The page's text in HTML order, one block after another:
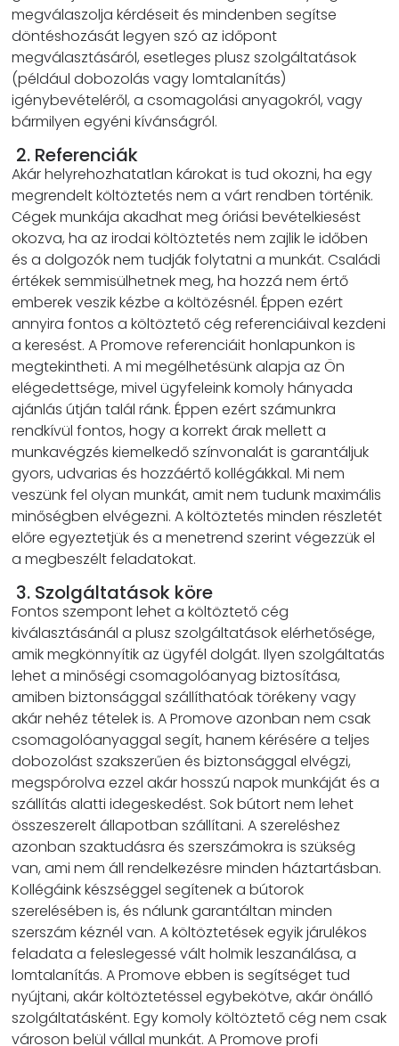
megválaszolja kérdéseit és mindenben segítse
döntéshozását legyen szó az időpont
megválasztásáról, esetleges plusz szolgáltatások
(például dobozolás vagy lomtalanítás)
igénybevételéről, a csomagolási anyagokról, vagy
bármilyen egyéni kívánságról.
2. Referenciák
Akár helyrehozhatatlan károkat is tud okozni, ha egy
megrendelt költöztetés nem a várt rendben történik.
Cégek munkája akadhat meg óriási bevételkiesést
okozva, ha az irodai költöztetés nem zajlik le időben
és a dolgozók nem tudják folytatni a munkát. Családi
értékek semmisülhetnek meg, ha hozzá nem értő
emberek veszik kézbe a költözésnél. Éppen ezért
annyira fontos a költöztető cég referenciáival kezdeni
a keresést. A Promove referenciáit honlapunkon is
megtekintheti. A mi megélhetésünk alapja az Ön
elégedettsége, mivel ügyfeleink komoly hányada
ajánlás útján talál ránk. Éppen ezért számunkra
rendkívül fontos, hogy a korrekt árak mellett a
munkavégzés kiemelkedő színvonalát is garantáljuk
gyors, udvarias és hozzáértő kollégákkal. Mi nem
veszünk fel olyan munkát, amit nem tudunk maximális
minőségben elvégezni. A költöztetés minden részletét
előre egyeztetjük és a menetrend szerint végezzük el
a megbeszélt feladatokat.
3. Szolgáltatások köre
Fontos szempont lehet a költöztető cég
kiválasztásánál a plusz szolgáltatások elérhetősége,
amik megkönnyítik az ügyfél dolgát. Ilyen szolgáltatás
lehet a minőségi csomagolóanyag biztosítása,
amiben biztonsággal szállíthatóak törékeny vagy
akár nehéz tételek is. A Promove azonban nem csak
csomagolóanyaggal segít, hanem kérésére a teljes
dobozolást szakszerűen és biztonsággal elvégzi,
megspórolva ezzel akár hosszú napok munkáját és a
szállítás alatti idegeskedést. Sok bútort nem lehet
összeszerelt állapotban szállítani. A szereléshez
azonban szaktudásra és szerszámokra is szükség
van, ami nem áll rendelkezésre minden háztartásban.
Kollégáink készséggel segítenek a bútorok
szerelésében is, és nálunk garantáltan minden
szerszám kéznél van. A költöztetések egyik járulékos
feladata a feleslegessé vált holmik leszanálása, a
lomtalanítás. A Promove ebben is segítséget tud
nyújtani, akár költöztetéssel egybekötve, akár önálló
szolgáltatásként. Egy komoly költöztető cég nem csak
városon belül vállal munkát. A Promove profi